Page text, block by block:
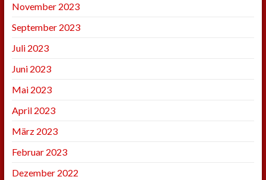
November 2023
September 2023
Juli 2023
Juni 2023
Mai 2023
April 2023
März 2023
Februar 2023
Dezember 2022